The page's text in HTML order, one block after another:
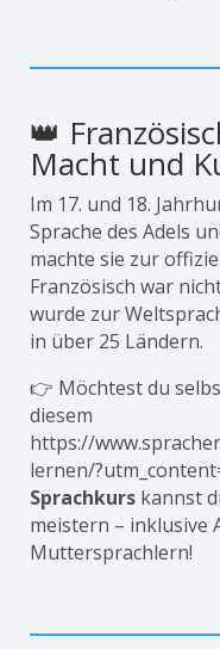
👑
Macht und
Im 17. und 18.
Sprache des Adels
machte sie zur
Französisch war
wurde zur
in über 25 Ländern.
👉 Möchtest du
diesem
https://
lernen/
Sprachkurs kannst
meistern – inklusive
Muttersprachlern!